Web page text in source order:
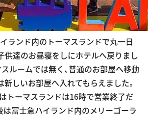
ランド内のトーマスランドで丸一日
供達のお昼寝をしにホテルへ戻りまし
ルームでは無く、普通のお部屋へ移動
新しいお部屋へ入れてもらえました。
トーマスランドは16時で営業終了だ
は富士急ハイランド内のメリーゴーラ